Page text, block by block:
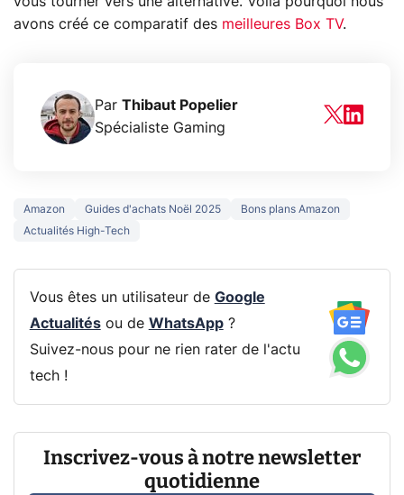
avons créé ce comparatif des meilleures Box TV.
Par Thibaut Popelier
Spécialiste Gaming
Amazon Guides d'achats Noël 2025
Bons plans Amazon
Actualités High-Tech
Vous êtes un utilisateur de Google
Actualitésou de WhatsApp?
Suivez-nous pour ne rien rater de l'actu
tech !
Inscrivez-vous à notre newsletter
quotidienne